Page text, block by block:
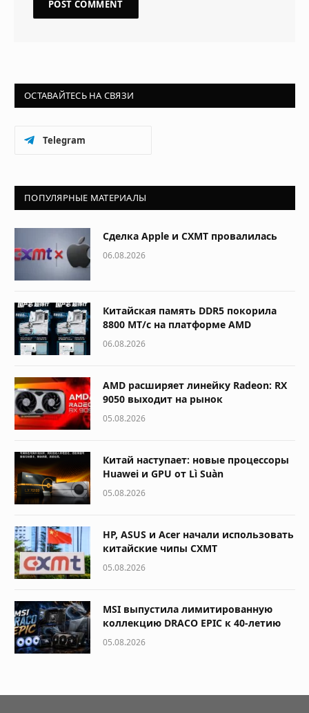
ОСТАВАЙТЕСЬ НА СВЯЗИ
Telegram
ПОПУЛЯРНЫЕ МАТЕРИАЛЫ
Сделка Apple и CXMT провалилась
06.08.2026
Китайская память DDR5 покорила
8800 МТ/с на платформе AMD
06.08.2026
AMD расширяет линейку Radeon: RX
9050 выходит на рынок
05.08.2026
Китай наступает: новые процессоры
Huawei и GPU от Lì Suàn
05.08.2026
HP, ASUS и Acer начали использовать
китайские чипы CXMT
05.08.2026
MSI выпустила лимитированную
коллекцию DRACO EPIC к 40-летию
05.08.2026